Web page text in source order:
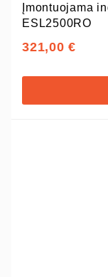
Įmontuojama
ESL2500RO
321,00 €